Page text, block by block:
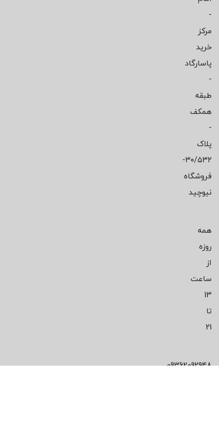
-
مرکز
خرید
پاسارگاد
-
طبقه
همکف
-
پلاک
۳۰/۵۳۲-
فروشگاه
نیوچید
همه
روزه
از
ساعت
13
تا
21
09362092948